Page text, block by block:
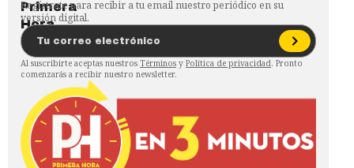
Regístrate para recibir a tu email nuestro periódico en su
versión digital.
Al suscribirte aceptas nuestros Términos y Política de privacidad. Pronto
comenzarás a recibir nuestro newsletter.